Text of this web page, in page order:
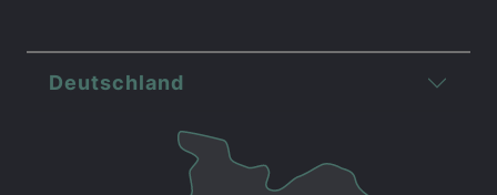
Deutschland